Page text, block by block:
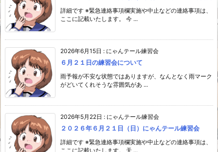
詳細です ※緊急連絡事項欄実施や中止などの連絡事項は、
ここに記載いたします。 今 ...
2026年6月15日 : にゃんテール練習会
６月２１日の練習会について
雨予報が不安な状態ではありますが、なんとなく雨マーク
がどいてくれそうな雰囲気があ ...
2026年5月22日 : にゃんテール練習会
２０２６年６月２１日（日）にゃんテール練習会
詳細です ※緊急連絡事項欄実施や中止などの連絡事項は、
ここに記載いたします。 天 ...